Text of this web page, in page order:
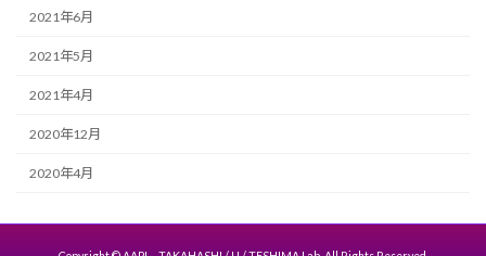
2021年6月
2021年5月
2021年4月
2020年12月
2020年4月